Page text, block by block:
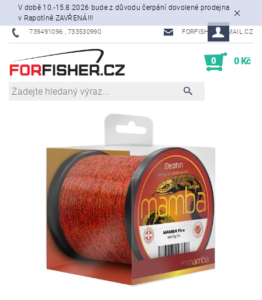
V době 10.-15.8.2026 bude z důvodu čerpání dovolené prodejna
v Rapotíně ZAVŘENÁ!!!
739491096 , 733530990 FORFISHER@EMAIL.CZ
0 0 Kč